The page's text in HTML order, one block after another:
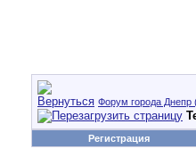
Форум города Днепр
Регистрация